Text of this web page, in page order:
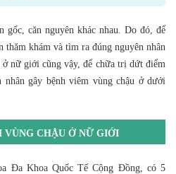
gốc, căn nguyên khác nhau. Do đó, để
thăm khám và tìm ra đúng nguyên nhân
ở nữ giới cũng vậy, để chữa trị dứt điểm
gây bệnh viêm vùng chậu ở dưới
VÙNG CHẬU Ở NỮ GIỚI
Đa Khoa Quốc Tế Cộng Đồng, có 5